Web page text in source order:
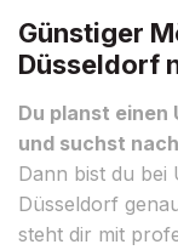
Günstiger
Düsseldorf
Du planst einen
und suchst
Dann bist du bei
Düsseldorf
steht dir mit